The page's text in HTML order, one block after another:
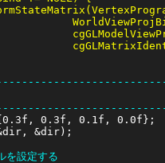
設定する